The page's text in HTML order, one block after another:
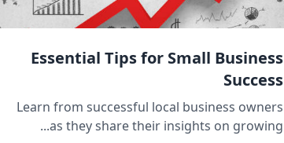
Essential Tips for Small Business
Success
Learn from successful local business owners
as they share their insights on growing...